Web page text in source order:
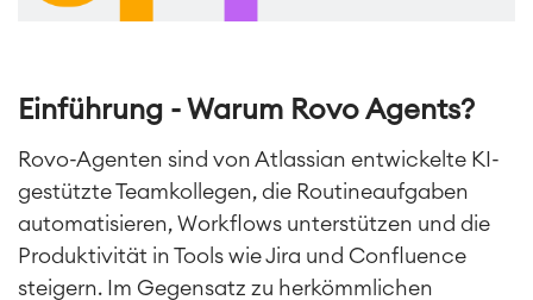
Einführung - Warum Rovo Agents?
Rovo-Agenten sind von Atlassian entwickelte KI-
gestützte Teamkollegen, die Routineaufgaben
automatisieren, Workflows unterstützen und die
Produktivität in Tools wie Jira und Confluence
steigern. Im Gegensatz zu herkömmlichen